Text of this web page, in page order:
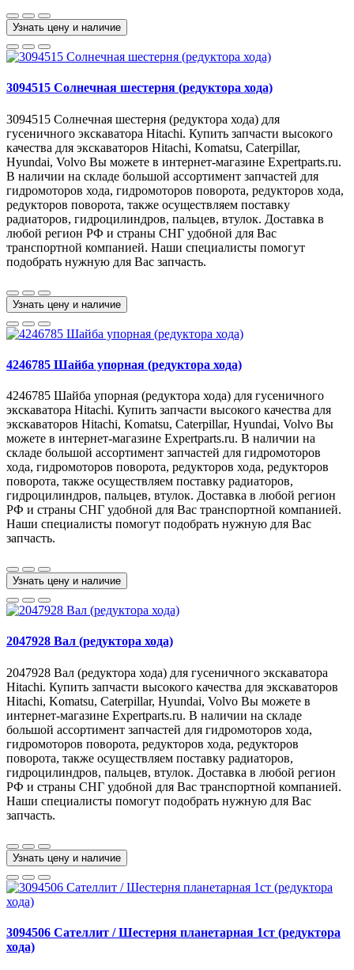
Узнать цену и наличие
3094515 Солнечная шестерня (редуктора хода)
3094515 Солнечная шестерня (редуктора хода) для
гусеничного экскаватора Hitachi. Купить запчасти высокого
качества для экскаваторов Hitachi, Komatsu, Caterpillar,
Hyundai, Volvo Вы можете в интернет-магазине Expertparts.ru.
В наличии на складе большой ассортимент запчастей для
гидромоторов хода, гидромоторов поворота, редукторов хода,
редукторов поворота, также осуществляем поставку
радиаторов, гидроцилиндров, пальцев, втулок. Доставка в
любой регион РФ и страны СНГ удобной для Вас
транспортной компанией. Наши специалисты помогут
подобрать нужную для Вас запчасть.
Узнать цену и наличие
4246785 Шайба упорная (редуктора хода)
4246785 Шайба упорная (редуктора хода) для гусеничного
экскаватора Hitachi. Купить запчасти высокого качества для
экскаваторов Hitachi, Komatsu, Caterpillar, Hyundai, Volvo Вы
можете в интернет-магазине Expertparts.ru. В наличии на
складе большой ассортимент запчастей для гидромоторов
хода, гидромоторов поворота, редукторов хода, редукторов
поворота, также осуществляем поставку радиаторов,
гидроцилиндров, пальцев, втулок. Доставка в любой регион
РФ и страны СНГ удобной для Вас транспортной компанией.
Наши специалисты помогут подобрать нужную для Вас
запчасть.
Узнать цену и наличие
2047928 Вал (редуктора хода)
2047928 Вал (редуктора хода) для гусеничного экскаватора
Hitachi. Купить запчасти высокого качества для экскаваторов
Hitachi, Komatsu, Caterpillar, Hyundai, Volvo Вы можете в
интернет-магазине Expertparts.ru. В наличии на складе
большой ассортимент запчастей для гидромоторов хода,
гидромоторов поворота, редукторов хода, редукторов
поворота, также осуществляем поставку радиаторов,
гидроцилиндров, пальцев, втулок. Доставка в любой регион
РФ и страны СНГ удобной для Вас транспортной компанией.
Наши специалисты помогут подобрать нужную для Вас
запчасть.
Узнать цену и наличие
3094506 Сателлит / Шестерня планетарная 1ст (редуктора
хода)